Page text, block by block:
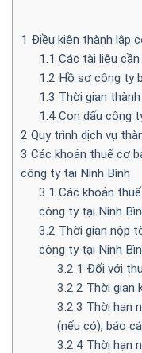
1 Điều kiện thành lập
1.1 Các tài liệu
1.2 Hồ sơ công ty
1.3 Thời gian
1.4Con dấu công
2 Quy trình dịch vụ
3 Các khoản thuế cơ
công ty tại Ninh Bình
3.1 Các khoản
công ty tại Ninh
3.2 Thời gian nộp
công ty tại Ninh
3.2.1 Đối với
3.2.2 Thời gian
3.2.3 Thời hạn
(nếu có), báo
3.2.4Thời hạn